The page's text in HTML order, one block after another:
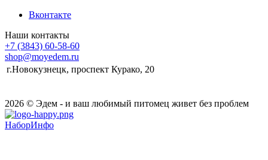
Вконтакте
Наши контакты
+7 (3843) 60-58-60
shop@moyedem.ru
г.Новокузнецк, проспект Курако, 20
2026 © Эдем - и ваш любимый питомец живет без проблем
НаборИнфо